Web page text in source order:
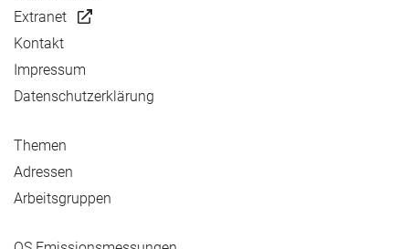
Extranet
Kontakt
Impressum
Datenschutzerklärung
Themen
Adressen
Arbeitsgruppen